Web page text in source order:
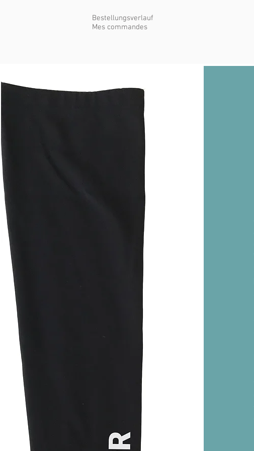
Bestellungsverlauf
Mes commandes